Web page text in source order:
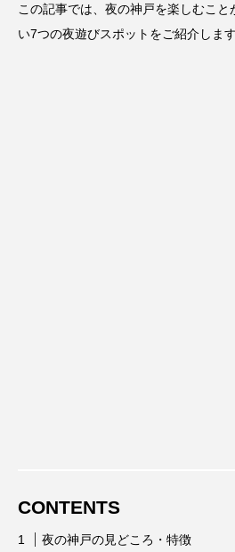
この記事では、夜の神戸を楽しむこ
い7つの夜遊びスポットをご紹介します
CONTENTS
夜の神戸の見どころ・特徴